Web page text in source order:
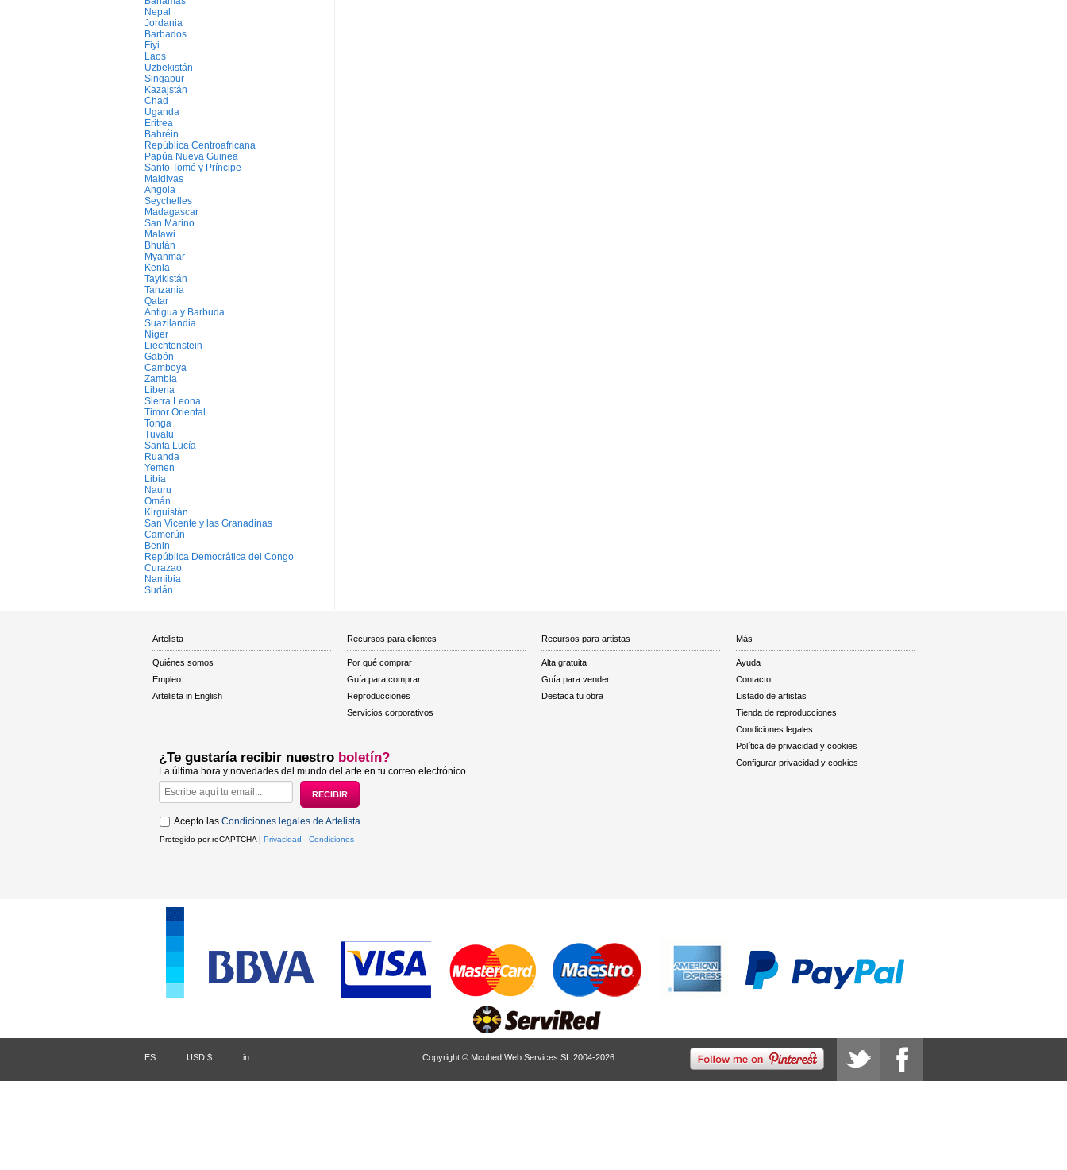
Nepal
Jordania
Barbados
Fiyi
Laos
Uzbekistán
Singapur
Kazajstán
Chad
Uganda
Eritrea
Bahréin
República Centroafricana
Papúa Nueva Guinea
Santo Tomé y Príncipe
Maldivas
Angola
Seychelles
Madagascar
San Marino
Malawi
Bhután
Myanmar
Kenia
Tayikistán
Tanzania
Qatar
Antigua y Barbuda
Suazilandia
Níger
Liechtenstein
Gabón
Camboya
Zambia
Liberia
Sierra Leona
Timor Oriental
Tonga
Tuvalu
Santa Lucía
Ruanda
Yemen
Libia
Nauru
Omán
Kirguistán
San Vicente y las Granadinas
Camerún
Benin
República Democrática del Congo
Curazao
Namibia
Sudán
Artelista
Quiénes somos
Empleo
Artelista in English
Recursos para clientes
Por qué comprar
Guía para comprar
Reproducciones
Servicios corporativos
Recursos para artistas
Alta gratuita
Guía para vender
Destaca tu obra
Más
Ayuda
Contacto
Listado de artistas
Tienda de reproducciones
Condiciones legales
Política de privacidad y cookies
Configurar privacidad y cookies
¿Te gustaría recibir nuestro boletín?
La última hora y novedades del mundo del arte en tu correo electrónico
Acepto las Condiciones legales de Artelista.
Protegido por reCAPTCHA | Privacidad - Condiciones
ES USD $ in Copyright © Mcubed Web Services SL 2004-2026